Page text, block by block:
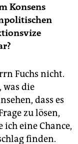
Konsens
Fuchs nicht.
was die
dass es
zu lösen,
eine Chance,
finden.